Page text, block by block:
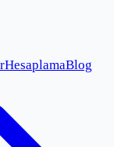
HesaplamaBlog